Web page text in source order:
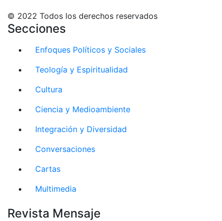
© 2022 Todos los derechos reservados
Secciones
Enfoques Políticos y Sociales
Teología y Espiritualidad
Cultura
Ciencia y Medioambiente
Integración y Diversidad
Conversaciones
Cartas
Multimedia
Revista Mensaje